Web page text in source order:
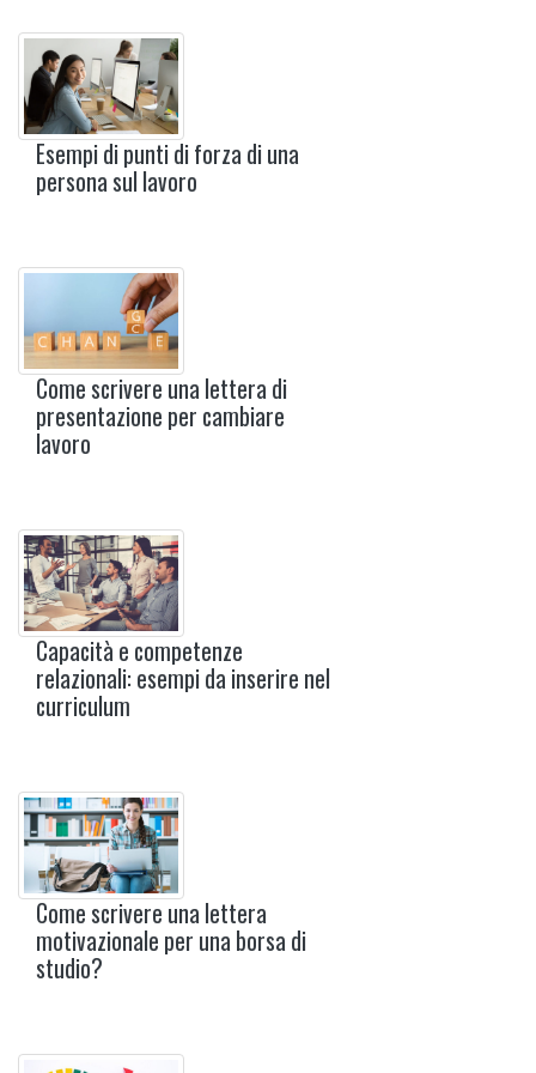
Esempi di punti di forza di una
persona sul lavoro
Come scrivere una lettera di
presentazione per cambiare
lavoro
Capacità e competenze
relazionali: esempi da inserire nel
curriculum
Come scrivere una lettera
motivazionale per una borsa di
studio?